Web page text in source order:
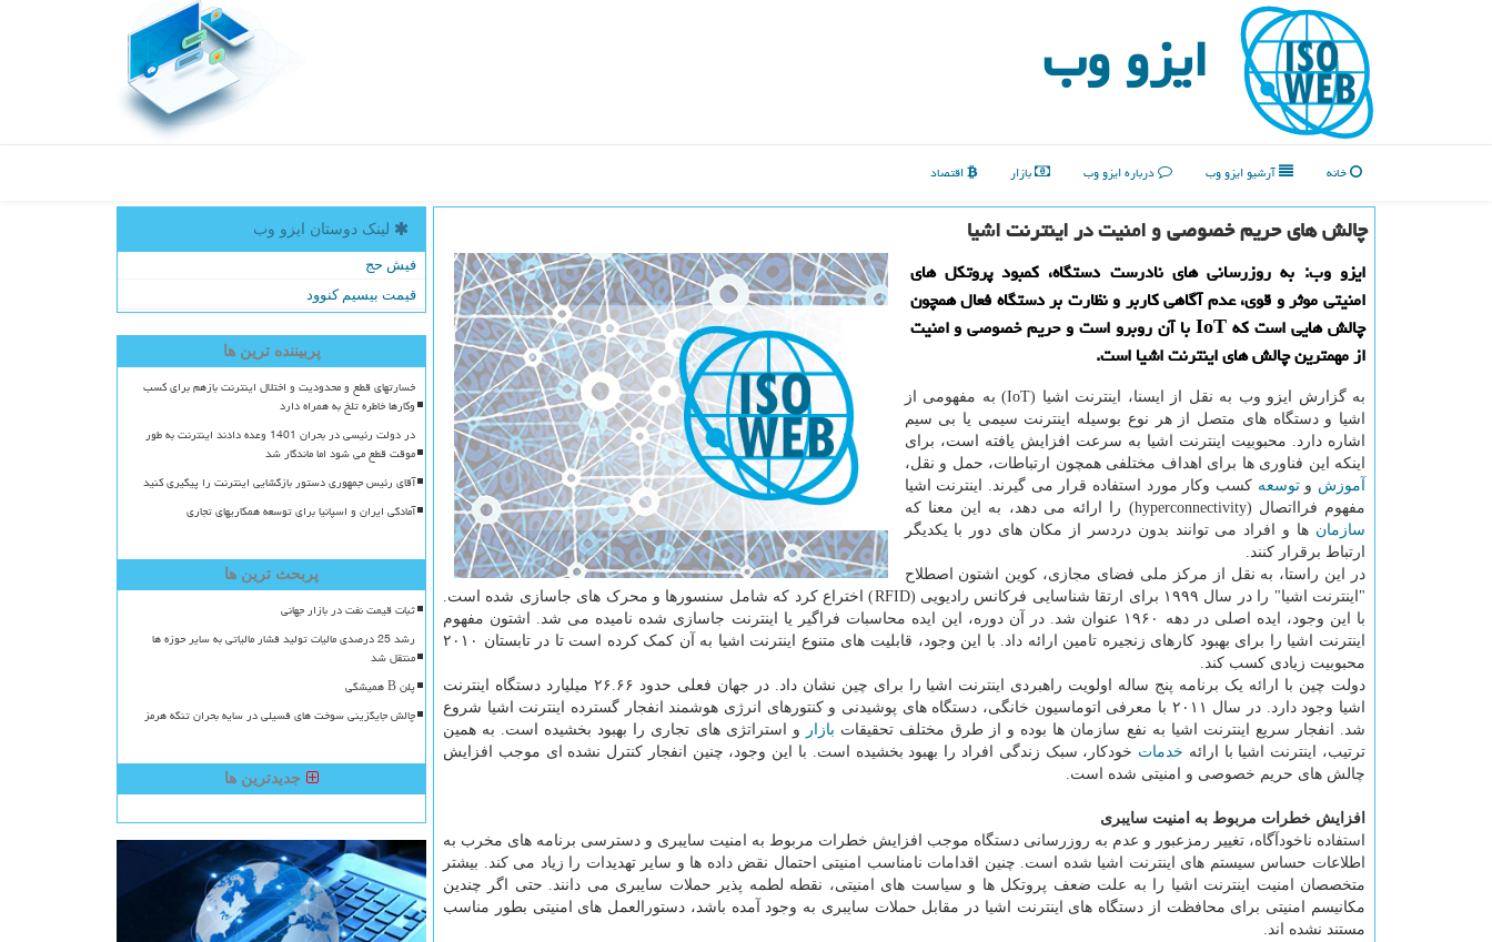
ایزو وب
خانه آرشیو ایزو وب درباره ایزو وب بازار اقتصاد
چالش های حریم خصوصی و امنیت در اینترنت اشیا
ایزو وب: به روزرسانی های نادرست دستگاه، کمبود پروتکل های
امنیتی موثر و قوی، عدم آگاهی کاربر و نظارت بر دستگاه فعال همچون
چالش هایی است که IoT با آن روبرو است و حریم خصوصی و امنیت
از مهمترین چالش های اینترنت اشیا است.
به گزارش ایزو وب به نقل از ایسنا، اینترنت اشیا (IoT) به مفهومی از
اشیا و دستگاه های متصل از هر نوع بوسیله اینترنت سیمی یا بی سیم
اشاره دارد. محبوبیت اینترنت اشیا به سرعت افزایش یافته است، برای
اینکه این فناوری ها برای اهداف مختلفی همچون ارتباطات، حمل و نقل،
آموزش وتوسعه کسب وکار مورد استفاده قرار می گیرند. اینترنت اشیا
مفهوم فرااتصال (hyperconnectivity) را ارائه می دهد، به این معنا که
سازمان ها و افراد می توانند بدون دردسر از مکان های دور با یکدیگر
ارتباط برقرار کنند.
در این راستا، به نقل از مرکز ملی فضای مجازی، کوین اشتون اصطلاح
"اینترنت اشیا" را در سال ۱۹۹۹ برای ارتقا شناسایی فرکانس رادیویی (RFID) اختراع کرد که شامل سنسورها و محرک های جاسازی شده است.
با این وجود، ایده اصلی در دهه ۱۹۶۰ عنوان شد. در آن دوره، این ایده محاسبات فراگیر یا اینترنت جاسازی شده نامیده می شد. اشتون مفهوم
اینترنت اشیا را برای بهبود کارهای زنجیره تامین ارائه داد. با این وجود، قابلیت های متنوع اینترنت اشیا به آن کمک کرده است تا در تابستان ۲۰۱۰
محبوبیت زیادی کسب کند.
دولت چین با ارائه یک برنامه پنج ساله اولویت راهبردی اینترنت اشیا را برای چین نشان داد. در جهان فعلی حدود ۲۶.۶۶ میلیارد دستگاه اینترنت
اشیا وجود دارد. در سال ۲۰۱۱ با معرفی اتوماسیون خانگی، دستگاه های پوشیدنی و کنتورهای انرژی هوشمند انفجار گسترده اینترنت اشیا شروع
شد. انفجار سریع اینترنت اشیا به نفع سازمان ها بوده و از طرق مختلف تحقیقات بازار
و استراتژی های تجاری را بهبود بخشیده است. به همین
ترتیب، اینترنت اشیا با ارائه خدمات خودکار، سبک زندگی افراد را بهبود بخشیده است. با این وجود، چنین انفجار کنترل نشده ای موجب افزایش
چالش های حریم خصوصی و امنیتی شده است.
افزایش خطرات مربوط به امنیت سایبری
استفاده ناخودآگاه، تغییر رمزعبور و عدم به روزرسانی دستگاه موجب افزایش خطرات مربوط به امنیت سایبری و دسترسی برنامه های مخرب به
اطلاعات حساس سیستم های اینترنت اشیا شده است. چنین اقدامات نامناسب امنیتی احتمال نقض داده ها و سایر تهدیدات را زیاد می کند. بیشتر
متخصصان امنیت اینترنت اشیا را به علت ضعف پروتکل ها و سیاست های امنیتی، نقطه لطمه پذیر حملات سایبری می دانند. حتی اگر چندین
مکانیسم امنیتی برای محافظت از دستگاه های اینترنت اشیا در مقابل حملات سایبری به وجود آمده باشد، دستورالعمل های امنیتی بطور مناسب
مستند نشده اند.
لینک دوستان ایزو وب
فیش حج
قیمت بیسیم کنوود
پربیننده ترین ها
خسارتهای قطع و محدودیت و اختلال اینترنت بازهم برای کسب
وکارها خاطره تلخ به همراه دارد
در دولت رئیسی در بحران 1401 وعده دادند اینترنت به طور
موقت قطع می شود اما ماندگار شد
آقای رئیس جمهوری دستور بازگشایی اینترنت را پیگیری کنید
آمادگی ایران و اسپانیا برای توسعه همکاریهای تجاری
پربحث ترین ها
ثبات قیمت نفت در بازار جهانی
رشد 25 درصدی مالیات تولید فشار مالیاتی به سایر حوزه ها
منتقل شد
پلن B همیشگی
چالش جایگزینی سوخت های فسیلی در سایه بحران تنگه هرمز
جدیدترین ها